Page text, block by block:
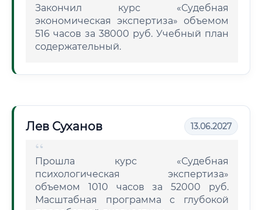
Закончил курс «Судебная
экономическая экспертиза» объемом
516 часов за 38000 руб. Учебный план
содержательный.
Лев Суханов 13.06.2027
Прошла курс «Судебная
психологическая экспертиза»
объемом 1010 часов за 52000 руб.
Масштабная программа с глубокой